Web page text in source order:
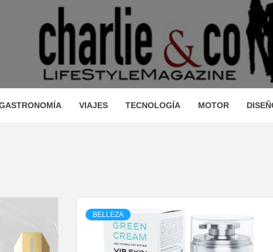
OCIO, VIAJES, MOTOR, TECNOLOGÍA, DISEÑO…
VIAJES TECNOLOGÍA MOTOR
BELLEZA